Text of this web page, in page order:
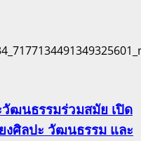
ฒนธรรมร่วมสมัย เปิด
งศิลปะ วัฒนธรรม และ